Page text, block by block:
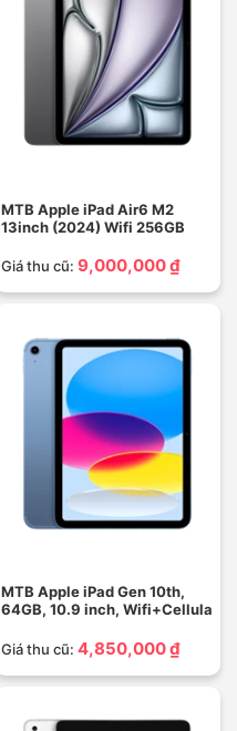
MTB Apple iPad Air6 M2
13inch (2024) Wifi 256GB
Giá thu cũ: 9,000,000 ₫
MTB Apple iPad Gen 10th,
64GB, 10.9 inch, Wifi+Cellula
Giá thu cũ: 4,850,000 ₫